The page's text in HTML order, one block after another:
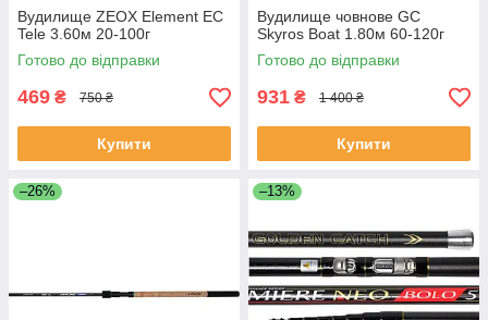
Вудилище ZEOX Element EС
Tele 3.60м 20-100г
Готово до відправки
469 ₴ 750 ₴
Купити
Вудилище човнове GC
Skyros Boat 1.80м 60-120г
Готово до відправки
931 ₴ 1 400 ₴
Купити
–26% –13%